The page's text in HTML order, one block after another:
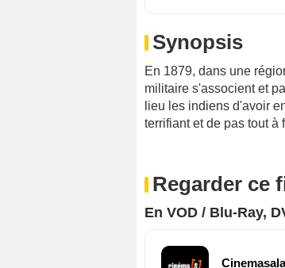
Synopsis
En 1879, dans une
militaire s'associent et
lieu les indiens d'avoir
terrifiant et de pas tout à
Regarder ce
En VOD / Blu-Ray,